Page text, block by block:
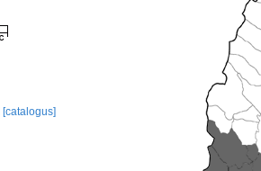
[catalogus]